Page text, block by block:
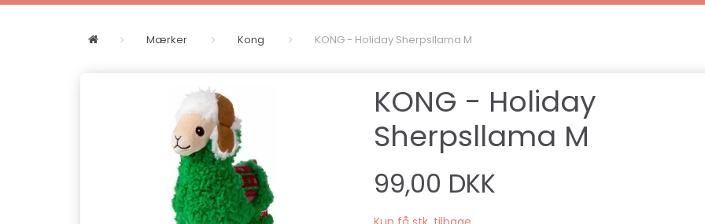
Mærker Kong KONG - Holiday Sherpsllama M
KONG - Holiday
Sherpsllama M
99,00 DKK